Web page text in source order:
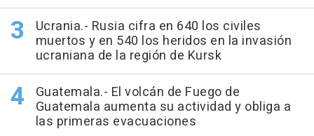
Ucrania.- Rusia cifra en 640 los civiles
muertos y en 540 los heridos en la invasión
ucraniana de la región de Kursk
Guatemala.- El volcán de Fuego de
Guatemala aumenta su actividad y obliga a
las primeras evacuaciones